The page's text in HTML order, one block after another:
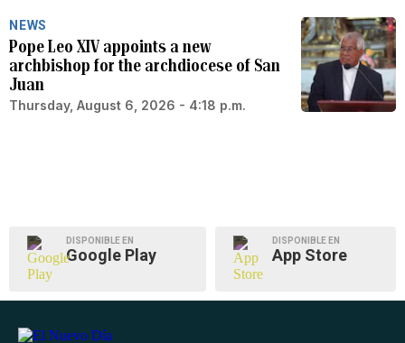
NEWS
Pope Leo XIV appoints a new
archbishop for the archdiocese of San
Juan
Thursday, August 6, 2026 - 4:18 p.m.
DISPONIBLE EN
Google Play
DISPONIBLE EN
App Store